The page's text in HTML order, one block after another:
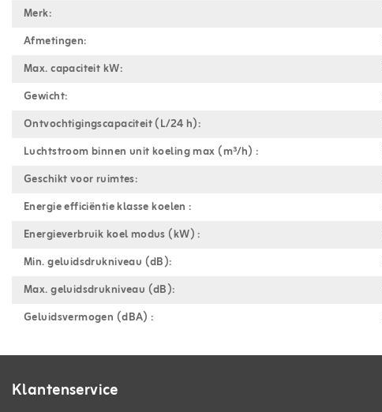
Merk:
Afmetingen:
Max. capaciteit kW:
Gewicht:
Ontvochtigingscapaciteit (L/24 h):
Luchtstroom binnen unit koeling max (m³/h) :
Geschikt voor ruimtes:
Energie efficiëntie klasse koelen :
Energieverbruik koel modus (kW) :
Min. geluidsdrukniveau (dB):
Max. geluidsdrukniveau (dB):
Geluidsvermogen (dBA) :
Klantenservice